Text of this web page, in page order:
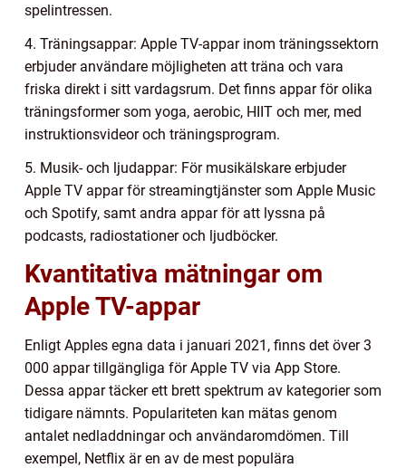
spelintressen.
4. Träningsappar: Apple TV-appar inom träningssektorn
erbjuder användare möjligheten att träna och vara
friska direkt i sitt vardagsrum. Det finns appar för olika
träningsformer som yoga, aerobic, HIIT och mer, med
instruktionsvideor och träningsprogram.
5. Musik- och ljudappar: För musikälskare erbjuder
Apple TV appar för streamingtjänster som Apple Music
och Spotify, samt andra appar för att lyssna på
podcasts, radiostationer och ljudböcker.
Kvantitativa mätningar om
Apple TV-appar
Enligt Apples egna data i januari 2021, finns det över 3
000 appar tillgängliga för Apple TV via App Store.
Dessa appar täcker ett brett spektrum av kategorier som
tidigare nämnts. Populariteten kan mätas genom
antalet nedladdningar och användaromdömen. Till
exempel, Netflix är en av de mest populära